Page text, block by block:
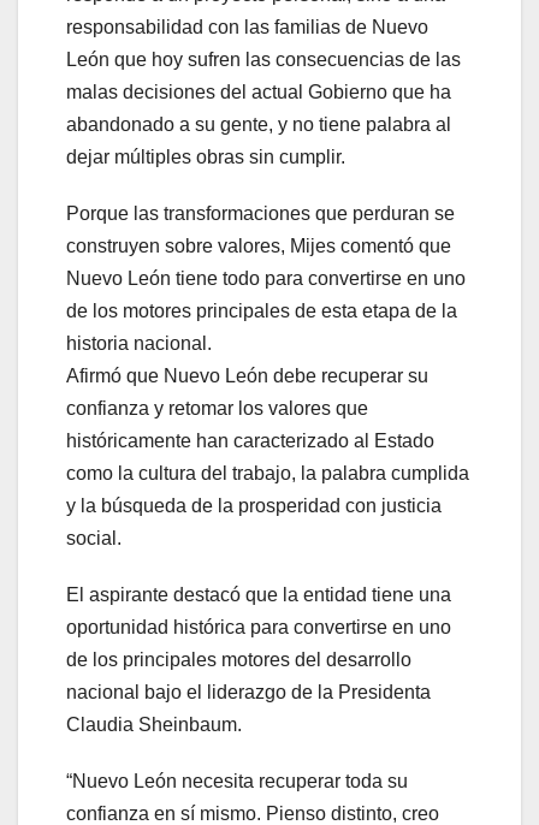
responsabilidad con las familias de Nuevo
León que hoy sufren las consecuencias de las
malas decisiones del actual Gobierno que ha
abandonado a su gente, y no tiene palabra al
dejar múltiples obras sin cumplir.
Porque las transformaciones que perduran se
construyen sobre valores, Mijes comentó que
Nuevo León tiene todo para convertirse en uno
de los motores principales de esta etapa de la
historia nacional.
Afirmó que Nuevo León debe recuperar su
confianza y retomar los valores que
históricamente han caracterizado al Estado
como la cultura del trabajo, la palabra cumplida
y la búsqueda de la prosperidad con justicia
social.
El aspirante destacó que la entidad tiene una
oportunidad histórica para convertirse en uno
de los principales motores del desarrollo
nacional bajo el liderazgo de la Presidenta
Claudia Sheinbaum.
“Nuevo León necesita recuperar toda su
confianza en sí mismo. Pienso distinto, creo